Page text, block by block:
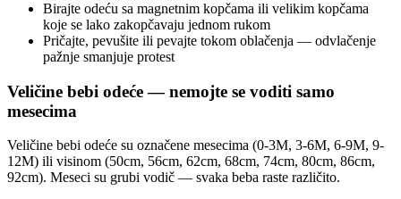
Birajte odeću sa magnetnim kopčama ili velikim kopčama
koje se lako zakopčavaju jednom rukom
Pričajte, pevušite ili pevajte tokom oblačenja — odvlačenje
pažnje smanjuje protest
Veličine bebi odeće — nemojte se voditi samo
mesecima
Veličine bebi odeće su označene mesecima (0-3M, 3-6M, 6-9M, 9-
12M) ili visinom (50cm, 56cm, 62cm, 68cm, 74cm, 80cm, 86cm,
92cm). Meseci su grubi vodič — svaka beba raste različito.